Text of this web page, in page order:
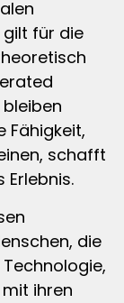
gilt für die
Fähigkeit,
schafft
die
ihren